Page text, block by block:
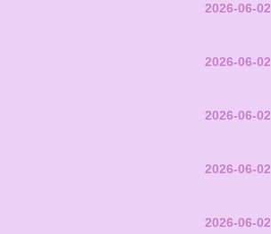
2026-06-02
2026-06-02
2026-06-02
2026-06-02
2026-06-02